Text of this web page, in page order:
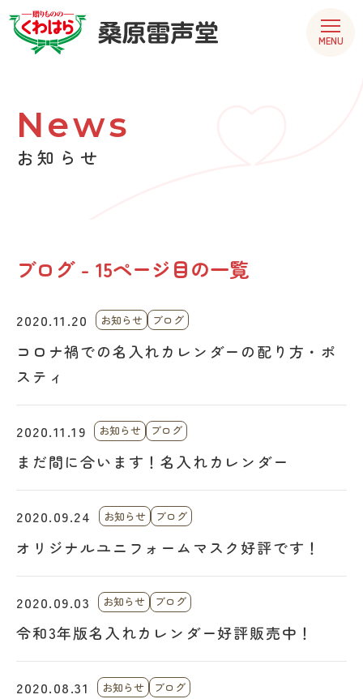
MENU
お知らせ
News
ブログ - 15ページ目の一覧
2020.11.20 お知らせ ブログ
コロナ禍での名入れカレンダーの配り方・ポ
スティ
2020.11.19 お知らせ ブログ
まだ間に合います！名入れカレンダー
2020.09.24 お知らせ ブログ
オリジナルユニフォームマスク好評です！
2020.09.03 お知らせ ブログ
令和3年版名入れカレンダー好評販売中！
2020.08.31 お知らせ ブログ